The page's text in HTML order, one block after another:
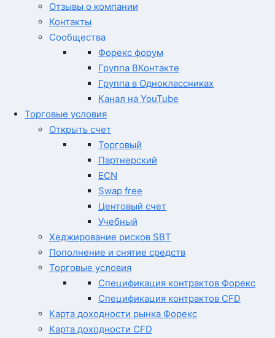
Отзывы о компании
Контакты
Сообщества
Форекс форум
Группа ВКонтакте
Группа в Одноклассниках
Канал на YouTube
Торговые условия
Открыть счет
Торговый
Партнерский
ECN
Swap free
Центовый счет
Учебный
Хеджирование рисков SBT
Пополнение и снятие средств
Торговые условия
Спецификация контрактов Форекс
Спецификация контрактов CFD
Карта доходности рынка Форекс
Карта доходности CFD